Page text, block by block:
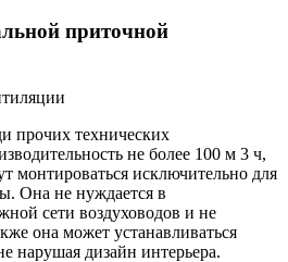
приточной
прочих технических
не более 100 м 3 ч,
монтироваться исключительно для
Она не нуждается в
сети воздуховодов и не
она может устанавливаться
нарушая дизайн интерьера.